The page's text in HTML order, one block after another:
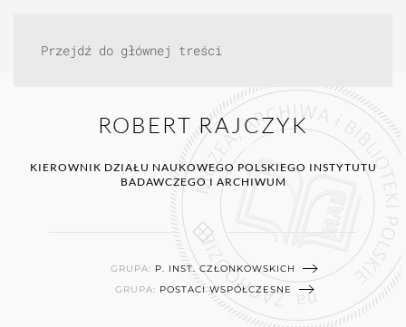
Przejdź do głównej treści
ROBERT RAJCZYK
KIEROWNIK DZIAŁU NAUKOWEGO POLSKIEGO INSTYTUTU
BADAWCZEGO I ARCHIWUM
GRUPA: P. INST. CZŁONKOWSKICH
GRUPA: POSTACI WSPÓŁCZESNE